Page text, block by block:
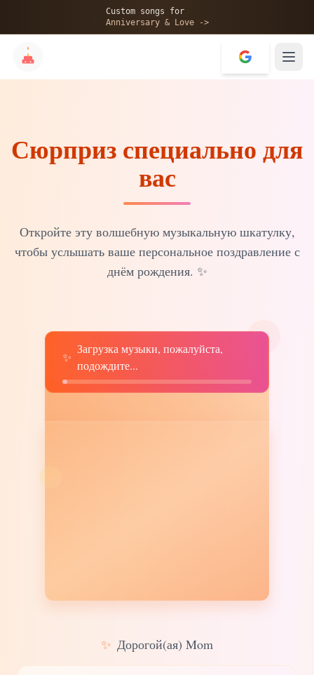
Custom songs for
Anniversary & Love ->
✨
Сюрприз специально для
вас
Откройте эту волшебную музыкальную шкатулку,
чтобы услышать ваше персональное поздравление с
днём рождения. ✨
♫
✨
Загрузка музыки, пожалуйста,
подождите...
✨ Дорогой(ая) Mom